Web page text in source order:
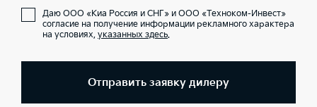
Даю ООО «Киа Россия и СНГ» и ООО «Техноком-Инвест»
согласие на получение информации рекламного характера
на условиях, указанных здесь.
Отправить заявку дилеру